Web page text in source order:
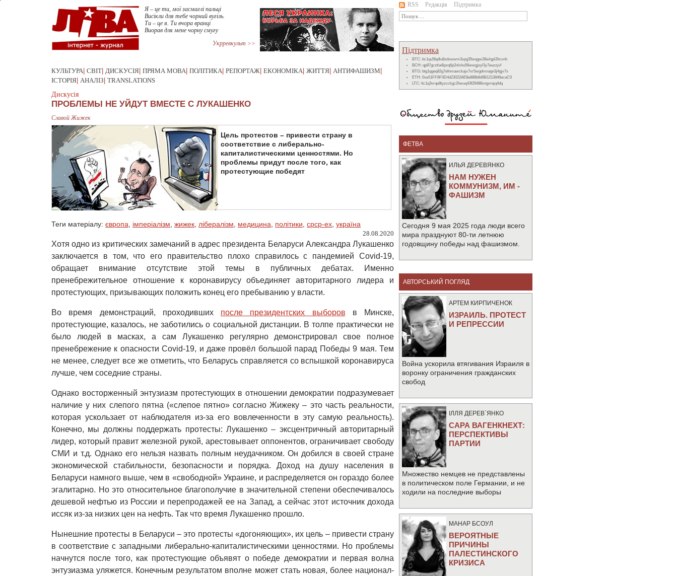
Я – це ти, мої засмаглі пальці
Висікли для тебе чорний вугіль.
Ти – це я. Ти вчора вранці
Виорав для мене чорну смугу
Укрревкульт >>
КУЛЬТУРА СВІТ ДИСКУСІЯ ПРЯМА МОВА ПОЛІТИКА РЕПОРТАЖ ЕКОНОМІКА ЖИТТЯ АНТИФАШИЗМ
ІСТОРІЯ АНАЛІЗ TRANSLATIONS
Дискусія
ПРОБЛЕМЫ НЕ УЙДУТ ВМЕСТЕ С ЛУКАШЕНКО
Славой Жижек
Цель протестов – привести страну в
соответствие с либерально-
капиталистическими ценностями. Но
проблемы придут после того, как
протестующие победят
Теги матеріалу: європа імперіалізм жижек лібералізм медицина політики срср-ex україна
28.08.2020
Хотя одно из критических замечаний в адрес президента Беларуси Александра Лукашенко
заключается в том, что его правительство плохо справилось с пандемией Covid-19,
обращает внимание отсутствие этой темы в публичных дебатах. Именно
пренебрежительное отношение к коронавирусу объединяет авторитарного лидера и
протестующих, призывающих положить конец его пребыванию у власти.
Во время демонстраций, проходивших после президентских выборов в Минске,
протестующие, казалось, не заботились о социальной дистанции. В толпе практически не
было людей в масках, а сам Лукашенко регулярно демонстрировал свое полное
пренебрежение к опасности Covid-19, и даже провёл большой парад Победы 9 мая. Тем
не менее, следует все же отметить, что Беларусь справляется со вспышкой коронавируса
лучше, чем соседние страны.
Однако восторженный энтузиазм протестующих в отношении демократии подразумевает
наличие у них слепого пятна («слепое пятно» согласно Жижеку – это часть реальности,
которая ускользает от наблюдателя из-за его вовлеченности в эту самую реальность).
Конечно, мы должны поддержать протесты: Лукашенко – эксцентричный авторитарный
лидер, который правит железной рукой, арестовывает оппонентов, ограничивает свободу
СМИ и т.д. Однако его нельзя назвать полным неудачником. Он добился в своей стране
экономической стабильности, безопасности и порядка. Доход на душу населения в
Беларуси намного выше, чем в «свободной» Украине, и распределяется он гораздо более
эгалитарно. Но это относительное благополучие в значительной степени обеспечивалось
дешевой нефтью из России и перепродажей ее на Запад, а сейчас этот источник дохода
иссяк из-за низких цен на нефть. Так что время Лукашенко прошло.
Нынешние протесты в Беларуси – это протесты «догоняющих», их цель – привести страну
в соответствие с западными либерально-капиталистическими ценностями. Но проблемы
начнутся после того, как протестующие объявят о победе демократии и первая волна
энтузиазма уляжется. Конечным результатом вполне может стать новая, более национал-
RSS Редакція Підтримка
Підтримка
BTC: bc1qu5fqdlu8zdxwwm3vpg35wqgw28wlqpl2ltcvnh
BCH: qp87gcztla4lpzq6p2nlxhu56wwgjsyl3y7euzzjvf
BTG: btg1qgeq82g7efnmawckajx7xr5wgdmnagn3j4gjv7x
ETH: 0xe51FF8F0D4d23022AE8e888b8d9B1213846ecaC0
LTC: ltc1q3vrqe8tyzcckgc2hwuq43f29488vngvrejq4dq
ФЕТВА
ИЛЬЯ ДЕРЕВЯНКО
НАМ НУЖЕН
КОММУНИЗМ, ИМ -
ФАШИЗМ
Сегодня 9 мая 2025 года люди всего
мира празднуют 80-ти летнюю
годовщину победы над фашизмом.
АВТОРСЬКИЙ ПОГЛЯД
АРТЕМ КИРПИЧЕНОК
ИЗРАИЛЬ. ПРОТЕСТ
И РЕПРЕССИИ
Война ускорила втягивания Израиля в
воронку ограничения гражданских
свобод
IЛЛЯ ДЕРЕВ`ЯНКО
САРА ВАГЕНКНЕХТ:
ПЕРСПЕКТИВЫ
ПАРТИИ
Множество немцев не представлены
в политическом поле Германии, и не
ходили на последние выборы
МАНАР БСОУЛ
ВЕРОЯТНЫЕ
ПРИЧИНЫ
ПАЛЕСТИНСКОГО
КРИЗИСА